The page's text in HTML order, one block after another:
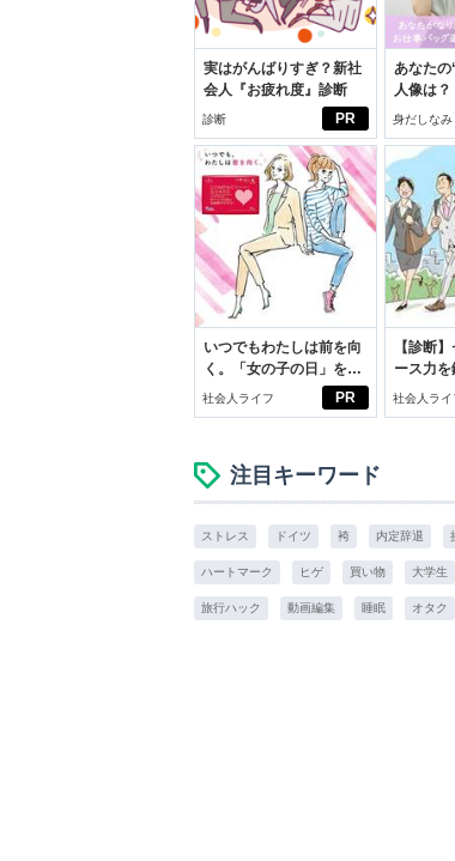
PR
実はがんばりすぎ？新社
会人『お疲れ度』診断
診断
あなたの
人像は
びから
身だしなみ
スアイテム
PR
いつでもわたしは前を向
く。「女の子の日」を前
向きに♪社会人エリ・大
社会人ライフ
【診断
ース力
ブン観”診
社会人ライ
注目キーワード
ストレス ドイツ 袴 内定辞退
ハートマーク ヒゲ 買い物 大学生
旅行ハック 動画編集 睡眠 オタク